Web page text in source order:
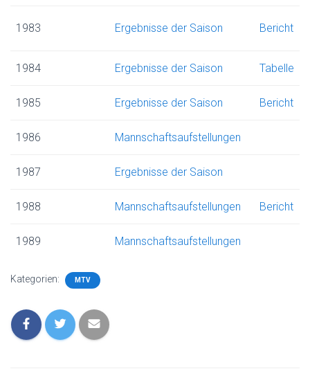
1983 Ergebnisse der Saison Bericht
1984 Ergebnisse der Saison Tabelle
1985 Ergebnisse der Saison Bericht
1986 Mannschaftsaufstellungen
1987 Ergebnisse der Saison
1988 Mannschaftsaufstellungen Bericht
1989 Mannschaftsaufstellungen
Kategorien: MTV